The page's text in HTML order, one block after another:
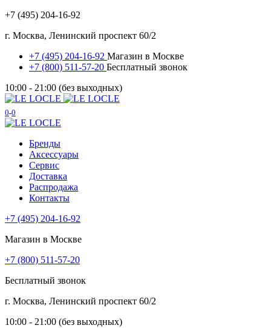
+7 (495) 204-16-92
г. Москва, Ленинский проспект 60/2
+7 (495) 204-16-92 Магазин в Москве
+7 (800) 511-57-20 Бесплатный звонок
10:00 - 21:00 (без выходных)
0 0
Бренды
Аксессуары
Сервис
Доставка
Распродажа
Контакты
+7 (495) 204-16-92
Магазин в Москве
+7 (800) 511-57-20
Бесплатный звонок
г. Москва, Ленинский проспект 60/2
10:00 - 21:00 (без выходных)